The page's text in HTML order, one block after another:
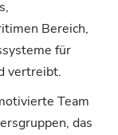
Bereich,
für
vertreibt.
Team
das